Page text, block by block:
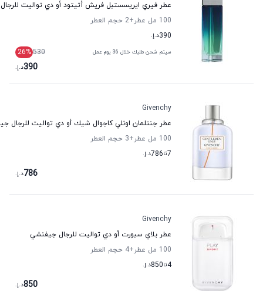
عطر فيري ايريسستبل فريش أتيتود أو دي تواليت
100 مل عطر
+2
حجم العطر
390د.إ.
سيتم شحن طلبك خلال 36 يوم عمل 530
26%
390د.إ.
Givenchy
عطر جنتلمان اونلي كاجوال شيك أو دي تواليت للرجال
100 مل عطر
+3
حجم العطر
7تا786د.إ.
786د.إ.
Givenchy
عطر بلاي سبورت أو دي تواليت للرجال جيفنشي
100 مل عطر
+4
حجم العطر
4تا850د.إ.
850د.إ.